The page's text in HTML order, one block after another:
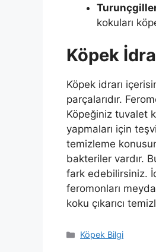
kokuları
Köpek
Köpek idrarı
parçalarıdır.
Köpeğiniz tuvalet
yapmaları için
temizleme
bakteriler vardır.
fark edebilirsiniz.
feromonları
koku çıkarıcı
Kategoriler
Köpek Bilgi